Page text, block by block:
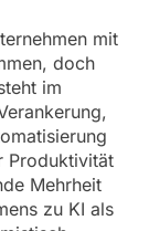
mit
doch
im
Produktivität
Mehrheit
zu KI als